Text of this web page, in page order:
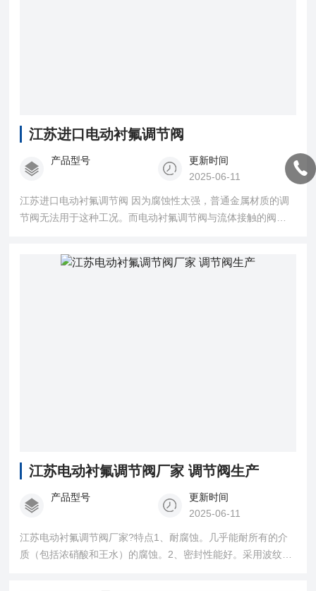
江苏进口电动衬氟调节阀
产品型号
更新时间
2025-06-11
江苏进口电动衬氟调节阀 因为腐蚀性太强，普通金属材质的调
节阀无法用于这种工况。而电动衬氟调节阀与流体接触的阀体
了金属阀门无法用在强腐蚀介质的工况。广泛的应用于强腐蚀
江苏电动衬氟调节阀厂家 调节阀生产
产品型号
更新时间
2025-06-11
江苏电动衬氟调节阀厂家?特点1、耐腐蚀。几乎能耐所有的介
质（包括浓硝酸和王水）的腐蚀。2、密封性能好。采用波纹管